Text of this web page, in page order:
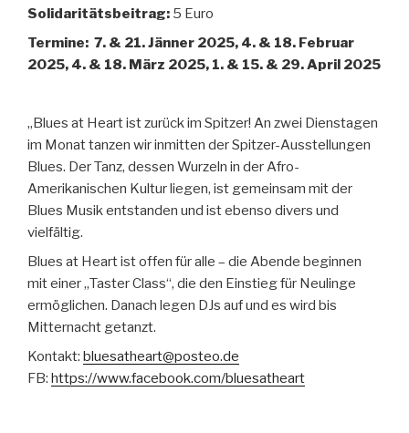
Solidaritätsbeitrag: 5 Euro
Termine: 7. & 21. Jänner 2025, 4. & 18. Februar
2025, 4. & 18. März 2025, 1. & 15. & 29. April 2025
„Blues at Heart ist zurück im Spitzer! An zwei Dienstagen
im Monat tanzen wir inmitten der Spitzer-Ausstellungen
Blues. Der Tanz, dessen Wurzeln in der Afro-
Amerikanischen Kultur liegen, ist gemeinsam mit der
Blues Musik entstanden und ist ebenso divers und
vielfältig.
Blues at Heart ist offen für alle – die Abende beginnen
mit einer „Taster Class“, die den Einstieg für Neulinge
ermöglichen. Danach legen DJs auf und es wird bis
Mitternacht getanzt.
Kontakt: bluesatheart@posteo.de
FB: https://www.facebook.com/bluesatheart